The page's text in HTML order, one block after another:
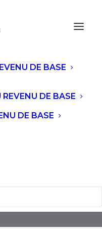
DE BASE
REVENU DE BASE
DE BASE
PS)